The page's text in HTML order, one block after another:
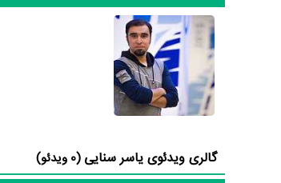
گالری ویدئوی یاسر سنایی (0 ویدئو)